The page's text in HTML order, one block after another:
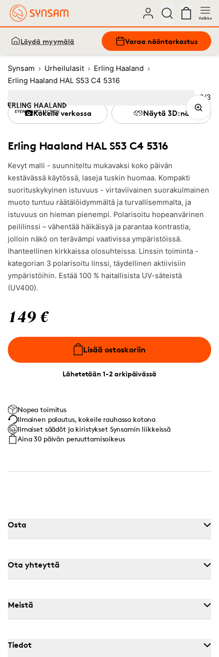
Valikko
Löydä myymälä Varaa näöntarkastus
Synsam Urheilulasit
Erling Haaland
Erling Haaland HAL S53 C4 5316
Erling Haaland HAL S53 C4 5316
Kevyt malli - suunniteltu mukavaksi koko päivän
kestävässä käytössä, laseja tuskin huomaa. Kompakti
suorituskykyinen istuvuus - virtaviivainen suorakulmainen
muoto tuntuu räätälöidymmältä ja turvallisemmalta, ja
istuvuus on hieman pienempi. Polarisoitu hopeanvärinen
peililinssi – vähentää häikäisyä ja parantaa kontrastia,
jolloin näkö on terävämpi vaativissa ympäristöissä.
Ihanteellinen kirkkaissa olosuhteissa. Linssin toiminta -
kategorian 3 polarisoitu linssi, täydellinen aktiivisiin
ympäristöihin. Estää 100 % haitallisista UV-säteistä
(UV400).
149 €
Lisää ostoskoriin
Lähetetään 1-2 arkipäivässä
Kokeile verkossa Näytä 3D:nä
Nopea toimitus
Ilmainen palautus, kokeile rauhassa kotona
Ilmaiset säädöt ja kiristykset Synsamin liikkeissä
Aina 30 päivän peruuttamisoikeus
Kuva
2/3
Image1 3
Osta
Ota yhteyttä
Meistä
Tiedot